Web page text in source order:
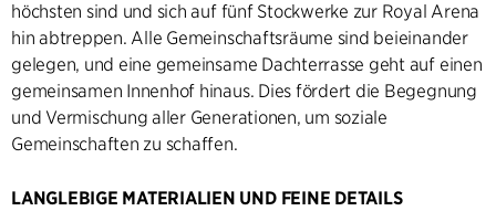
höchsten sind und sich auf fünf Stockwerke zur Royal Arena
hin abtreppen. Alle Gemeinschaftsräume sind beieinander
gelegen, und eine gemeinsame Dachterrasse geht auf einen
gemeinsamen Innenhof hinaus. Dies fördert die Begegnung
und Vermischung aller Generationen, um soziale
Gemeinschaften zu schaffen.
LANGLEBIGE MATERIALIEN UND FEINE DETAILS